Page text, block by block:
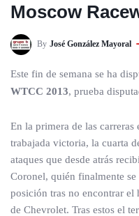
Moscow
By José González Mayoral
Este fin de semana se ha
WTCC 2013, prueba
En la primera de las
trabajada victoria, la cuarta
ataques que desde atrás
Coronel, quién finalmente
posición tras no encontrar el
de Chevrolet. Tras estos el